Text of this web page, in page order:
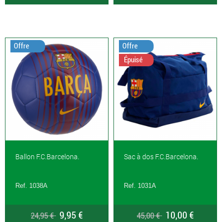
Offre
Ballon F.C.Barcelona.
Ref. 1038A
24,95 € 9,95 €
Offre
Épuisé
Sac à dos F.C.Barcelona.
Ref. 1031A
45,00 € 10,00 €